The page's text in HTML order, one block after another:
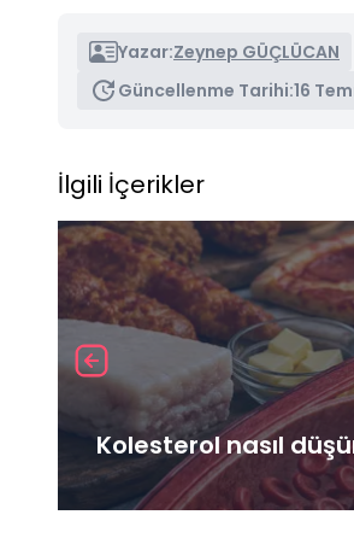
Yazar:Zeynep GÜÇLÜCAN
Güncellenme Tarihi:16
İlgili İçerikler
Kolesterol nasıl